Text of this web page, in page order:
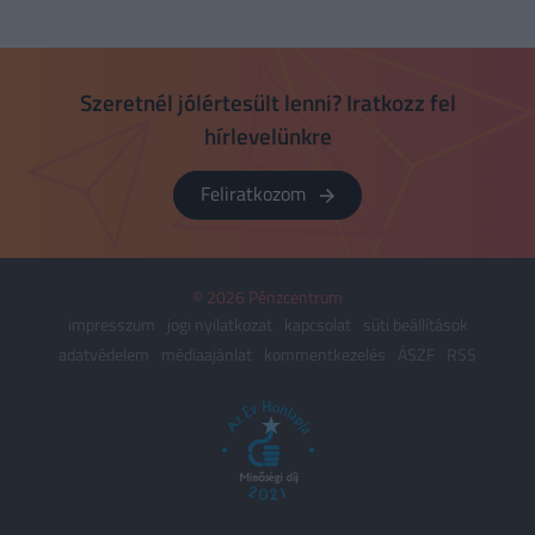
Szeretnél jólértesült lenni? Iratkozz fel
hírlevelünkre
Feliratkozom
© 2026 Pénzcentrum
impresszum
jogi nyilatkozat kapcsolat
süti beállítások
adatvédelem
médiaajánlat kommentkezelés ÁSZF RSS